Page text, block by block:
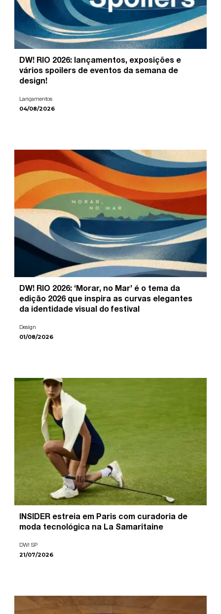
DW! RIO 2026: lançamentos, exposições e
vários spoilers de eventos da semana de
design!
Lançamentos
04/08/2026
DW! RIO 2026: ‘Morar, no Mar’ é o tema da
edição 2026 que inspira as curvas elegantes
da identidade visual do festival
Design
01/08/2026
INSIDER estreia em Paris com curadoria de
moda tecnológica na La Samaritaine
DW! SP
21/07/2026